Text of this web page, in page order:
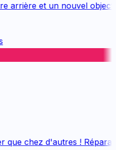
arrière et un nouvel
chez d'autres !